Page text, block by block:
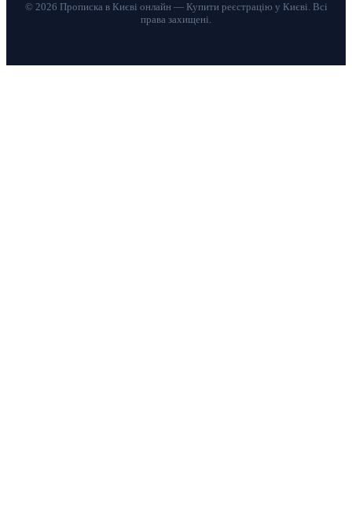
© 2026 Прописка в Києві онлайн — Купити реєстрацію у Києві. Всі
права захищені.